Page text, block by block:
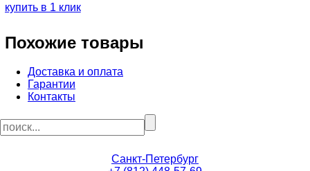
купить в 1 клик
Похожие товары
Доставка и оплата
Гарантии
Контакты
Санкт-Петербург